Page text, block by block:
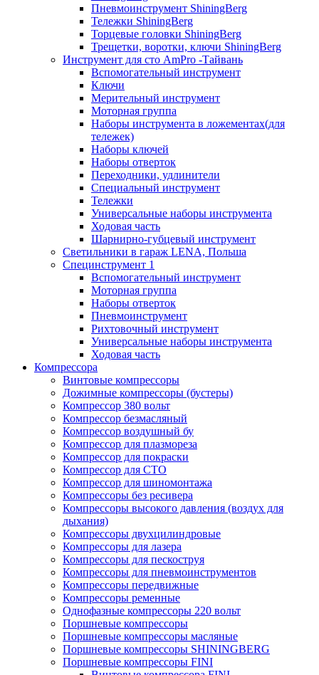
Пневмоинструмент ShiningBerg
Тележки ShiningBerg
Торцевые головки ShiningBerg
Трещетки, воротки, ключи ShiningBerg
Инструмент для сто AmPro -Тайвань
Вспомогательный инструмент
Ключи
Мерительный инструмент
Моторная группа
Наборы инструмента в ложементах(для
тележек)
Наборы ключей
Наборы отверток
Переходники, удлинители
Специальный инструмент
Тележки
Универсальные наборы инструмента
Ходовая часть
Шарнирно-губцевый инструмент
Светильники в гараж LENA, Польша
Специнструмент 1
Вспомогательный инструмент
Моторная группа
Наборы отверток
Пневмоинструмент
Рихтовочный инструмент
Универсальные наборы инструмента
Ходовая часть
Компрессора
Винтовые компрессоры
Дожимные компрессоры (бустеры)
Компрессор 380 вольт
Компрессор безмасляный
Компрессор воздушный бу
Компрессор для плазмореза
Компрессор для покраски
Компрессор для СТО
Компрессор для шиномонтажа
Компрессоры без ресивера
Компрессоры высокого давления (воздух для
дыхания)
Компрессоры двухцилиндровые
Компрессоры для лазера
Компрессоры для пескоструя
Компрессоры для пневмоинструментов
Компрессоры передвижные
Компрессоры ременные
Однофазные компрессоры 220 вольт
Поршневые компрессоры
Поршневые компрессоры масляные
Поршневые компрессоры SHININGBERG
Поршневые компрессоры FINI